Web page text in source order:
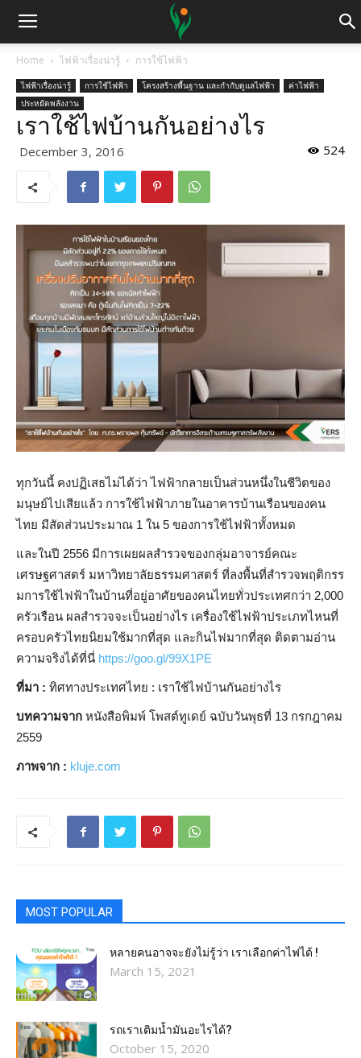
Home ไฟฟ้าเรื่องน่ารู้ การใช้ไฟฟ้า
ไฟฟ้าเรื่องน่ารู้ การใช้ไฟฟ้า โครงสร้างพื้นฐาน และกำกับดูแลไฟฟ้า
ค่าไฟฟ้า
ประหยัดพลังงาน
เราใช้ไฟบ้านกันอย่างไร
December 3, 2016 524
ทุกวันนี้ คงปฏิเสธไม่ได้ว่า ไฟฟ้ากลายเป็นส่วนหนึ่งในชีวิตของ
มนุษย์ไปเสียแล้ว การใช้ไฟฟ้าภายในอาคารบ้านเรือนของคน
ไทย มีสัดส่วนประมาณ 1 ใน 5 ของการใช้ไฟฟ้าทั้งหมด
และในปี 2556 มีการเผยผลสำรวจของกลุ่มอาจารย์คณะ
เศรษฐศาสตร์ มหาวิทยาลัยธรรมศาสตร์ ที่ลงพื้นที่สำรวจพฤติกรร
มการใช้ไฟฟ้าในบ้านที่อยู่อาศัยของคนไทยทั่วประเทศกว่า 2,000
ครัวเรือน ผลสำรวจจะเป็นอย่างไร เครื่องใช้ไฟฟ้าประเภทไหนที
ครอบครัวไทยนิยมใช้มากที่สุด และกินไฟมากที่สุด ติดตามอ่าน
ความจริงได้ที่นี https://goo.gl/99X1PE
ที่มา : ทิศทางประเทศไทย : เราใช้ไฟบ้านกันอย่างไร
บทความจาก หนังสือพิมพ์ โพสต์ทูเดย์ ฉบับวันพุธที่ 13 กรกฎาคม
2559
ภาพจาก : kluje.com
MOST POPULAR
หลายคนอาจจะยังไม่รู้ว่า เราเลือกค่าไฟได้ !
March 15, 2021
รถเราเติมน้ำมันอะไรได้?​
October 15, 2020